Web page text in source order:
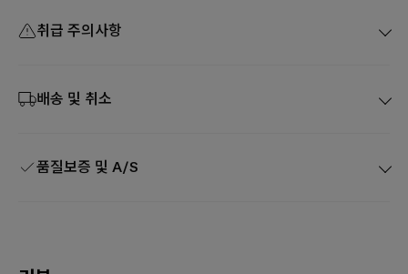
취급 주의사항
배송 및 취소
품질보증 및 A/S